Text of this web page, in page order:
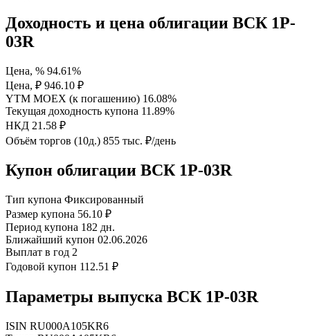
Доходность и цена облигации ВСК 1P-
03R
Цена, % 94.61%
Цена, ₽ 946.10 ₽
YTM MOEX (к погашению) 16.08%
Текущая доходность купона 11.89%
НКД 21.58 ₽
Объём торгов (10д.) 855 тыс. ₽/день
Купон облигации ВСК 1P-03R
Тип купона Фиксированный
Размер купона 56.10 ₽
Период купона 182 дн.
Ближайший купон 02.06.2026
Выплат в год 2
Годовой купон 112.51 ₽
Параметры выпуска ВСК 1P-03R
ISIN RU000A105KR6